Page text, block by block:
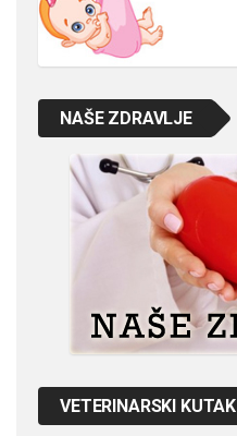
NAŠE ZDRAVLJE
VETERINARSKI KUTAK